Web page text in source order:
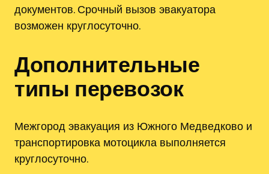
документов. Срочный вызов эвакуатора
возможен круглосуточно.
Дополнительные
типы перевозок
Межгород эвакуация из Южного Медведково и
транспортировка мотоцикла выполняется
круглосуточно.